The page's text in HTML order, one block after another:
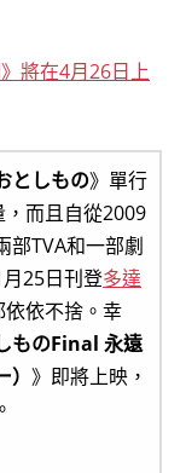
將在4月26日上
としもの》單行
而且自從2009
部TVA和一部劇
25日刊登多達
依不捨。幸
ものFinal 永遠
》即將上映，